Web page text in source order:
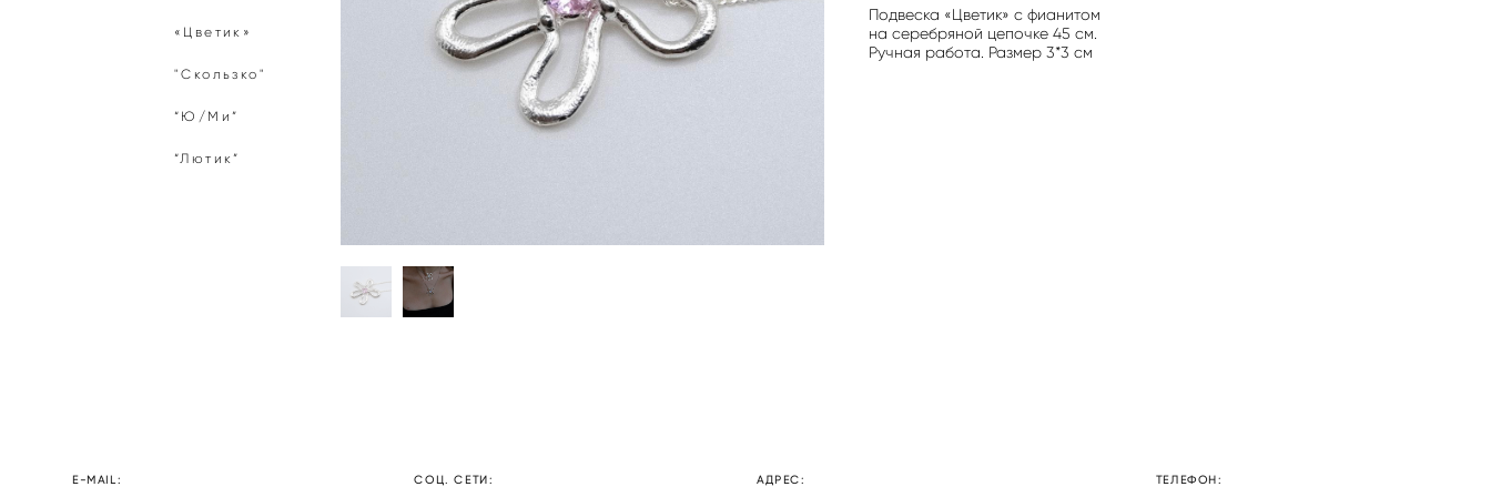
«Цветик»
"Скользко"
“Ю/Ми”
“Лютик”
Подвеска «Цветик» с фианитом
на серебряной цепочке 45 см.
Ручная работа. Размер 3*3 см
E-MAIL: СОЦ. СЕТИ: АДРЕС: ТЕЛЕФОН: